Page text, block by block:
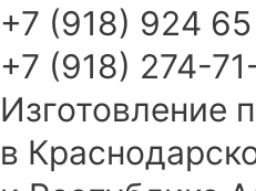
+7 (918) 924
+7 (918) 274-
Изготовление
в